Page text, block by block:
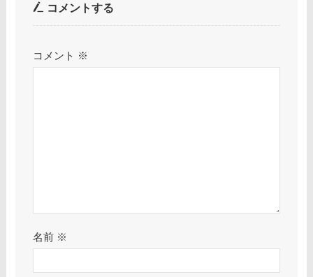
コメントする
コメント ※
名前 ※